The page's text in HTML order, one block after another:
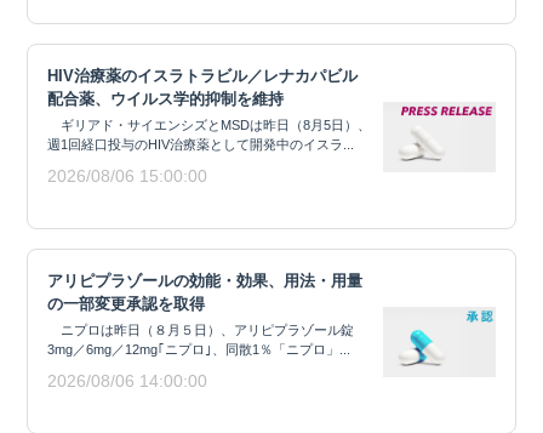
HIV治療薬のイスラトラビル／レナカパビル
配合薬、ウイルス学的抑制を維持
ギリアド・サイエンシズとMSDは昨日（8月5日）、
週1回経口投与のHIV治療薬として開発中のイスラ...
2026/08/06 15:00:00
アリピプラゾールの効能・効果、用法・用量
の一部変更承認を取得
ニプロは昨日（８月５日）、アリピプラゾール錠
3mg／6mg／12mg｢ニプロ｣、同散1％「ニプロ」...
2026/08/06 14:00:00